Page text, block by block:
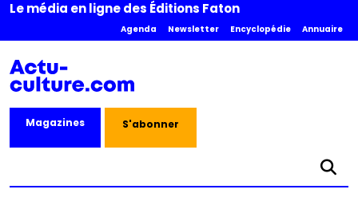
Le média en ligne des Éditions Faton
Agenda Newsletter Encyclopédie Annuaire
Magazines S'abonner